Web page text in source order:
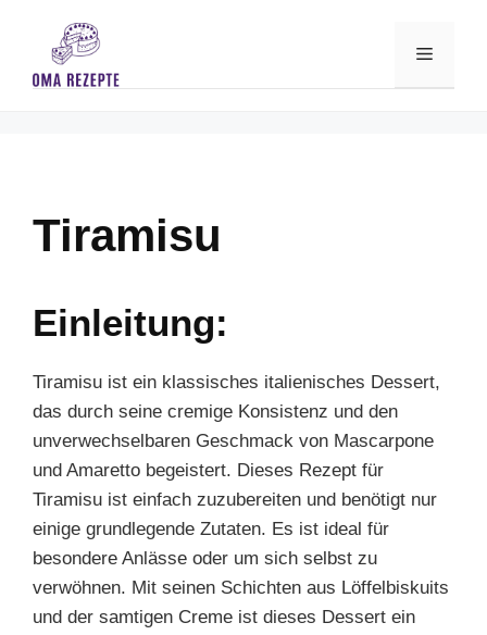
content
Menu
Tiramisu
Einleitung:
Tiramisu ist ein klassisches italienisches Dessert,
das durch seine cremige Konsistenz und den
unverwechselbaren Geschmack von Mascarpone
und Amaretto begeistert. Dieses Rezept für
Tiramisu ist einfach zuzubereiten und benötigt nur
einige grundlegende Zutaten. Es ist ideal für
besondere Anlässe oder um sich selbst zu
verwöhnen. Mit seinen Schichten aus Löffelbiskuits
und der samtigen Creme ist dieses Dessert ein